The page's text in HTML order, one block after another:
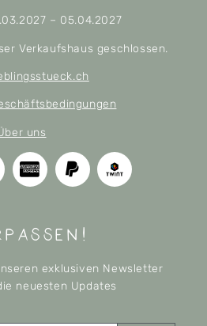
– 05.04.2027
Verkaufshaus geschlossen.
uns
exklusiven Newsletter
neuesten Updates